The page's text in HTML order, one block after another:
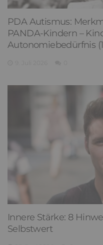
PDA Autismus:
PANDA-Kindern –
Autonomiebedürfnis
Innere Stärke: 8
Selbstwert